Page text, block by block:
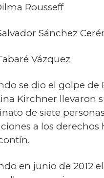
Rousseff
Sánchez
Vázquez
se dio el golpe
Kirchner llevaron
de siete
a los
en junio de 2012